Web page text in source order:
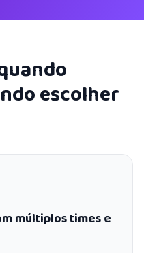
escolher
múltiplos times e